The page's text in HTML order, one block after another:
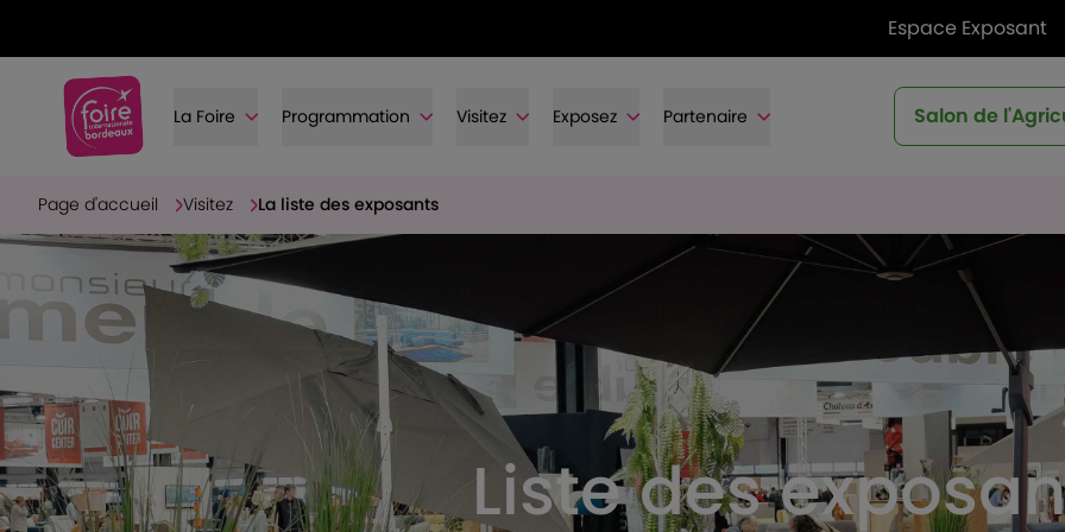
Espace Exposant
La Foire Programmation Visitez Exposez Partenaire Salon de
Page d'accueil Visitez La liste des exposants
Liste des